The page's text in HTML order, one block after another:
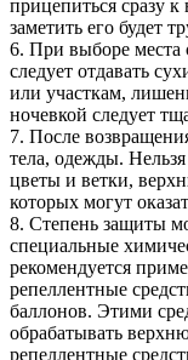
прицепиться сразу
заметить его будет
6. При выборе места
следует отдавать
или участкам,
ночевкой следует
7. После
тела, одежды.
цветы и ветки,
которых могут
8. Степень защиты
специальные
рекомендуется
репеллентные
баллонов. Этими
обрабатывать
репеллентные